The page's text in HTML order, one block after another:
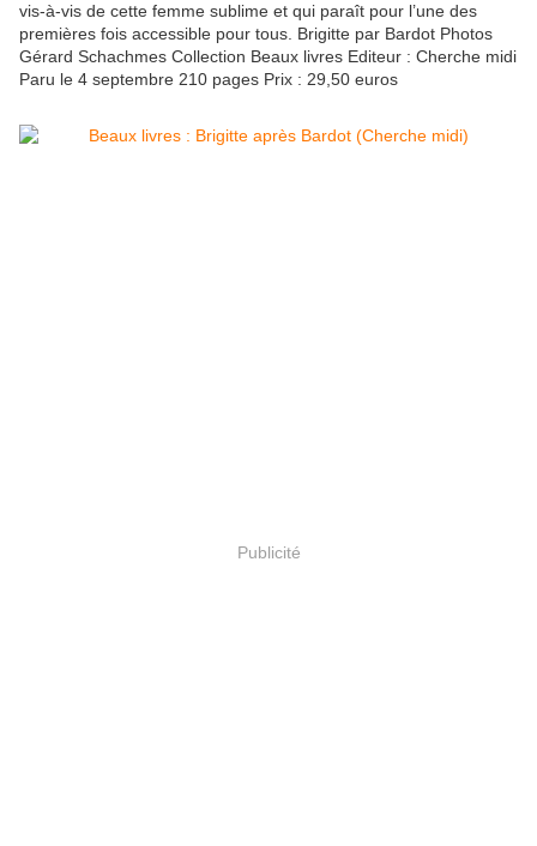
vis-à-vis de cette femme sublime et qui paraît pour l’une des
premières fois accessible pour tous. Brigitte par Bardot Photos
Gérard Schachmes Collection Beaux livres Editeur : Cherche midi
Paru le 4 septembre 210 pages Prix : 29,50 euros
Publicité